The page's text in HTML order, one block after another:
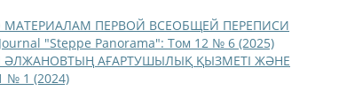
МАТЕРИАЛАМ ПЕРВОЙ ВСЕОБЩЕЙ ПЕРЕПИСИ
"Steppe Panorama": Том 12 № 6 (2025)
АҒАРТУШЫЛЫҚ ҚЫЗМЕТІ ЖӘНЕ
№ 1 (2024)